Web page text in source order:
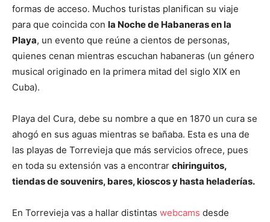
formas de acceso. Muchos turistas planifican su viaje
para que coincida con la Noche de Habaneras en la
Playa, un evento que reúne a cientos de personas,
quienes cenan mientras escuchan habaneras (un género
musical originado en la primera mitad del siglo XIX en
Cuba).
Playa del Cura, debe su nombre a que en 1870 un cura se
ahogó en sus aguas mientras se bañaba. Esta es una de
las playas de Torrevieja que más servicios ofrece, pues
en toda su extensión vas a encontrar chiringuitos,
tiendas de souvenirs, bares,kioscosy hasta heladerías.
En Torrevieja vas a hallar distintas webcams desde